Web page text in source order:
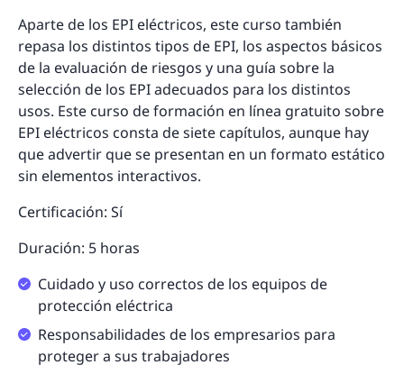
Aparte de los EPI eléctricos, este curso también
repasa los distintos tipos de EPI, los aspectos básicos
de la evaluación de riesgos y una guía sobre la
selección de los EPI adecuados para los distintos
usos. Este curso de formación en línea gratuito sobre
EPI eléctricos consta de siete capítulos, aunque hay
que advertir que se presentan en un formato estático
sin elementos interactivos.
Certificación: Sí
Duración: 5 horas
Cuidado y uso correctos de los equipos de
protección eléctrica
Responsabilidades de los empresarios para
proteger a sus trabajadores